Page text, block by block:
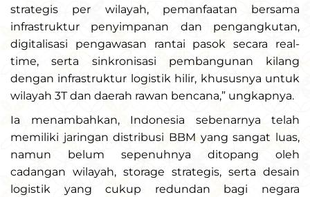
strategis per wilayah, pemanfaatan bersama
infrastruktur penyimpanan dan pengangkutan,
digitalisasi pengawasan rantai pasok secara real-
time, serta sinkronisasi pembangunan kilang
dengan infrastruktur logistik hilir, khususnya untuk
wilayah 3T dan daerah rawan bencana,” ungkapnya.
Ia menambahkan, Indonesia sebenarnya telah
memiliki jaringan distribusi BBM yang sangat luas,
namun belum sepenuhnya ditopang oleh
cadangan wilayah, storage strategis, serta desain
logistik yang cukup redundan bagi negara